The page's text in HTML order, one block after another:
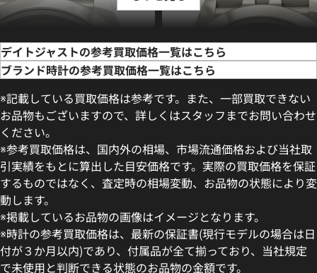
イトジャスト 41 126300 ス
格
ー
参考買取価格
1,727,000円
デイトジャストの参考買取価格一覧はこちら
ブランド時計の参考買取価格一覧はこちら
※記載している買取価格は参考です。また、一部買取できない
お品物もございますので、詳しくはスタッフまでお問い合わせ
ください。
※参考買取価格は、国内外の相場、市場流通価格および当社取
引実績をもとに算出した目安価格です。実際の買取価格を保証
するものではなく、査定時の相場変動、お品物の状態により変
動します。
※掲載しているお品物の画像はイメージとなります。
※時計の参考買取価格は、最新の保証書(現行モデルの場合は日
付が３か月以内)であり、付属品が全て揃っており、当社規定
で未使用と判断できる状態のお品物の金額です。